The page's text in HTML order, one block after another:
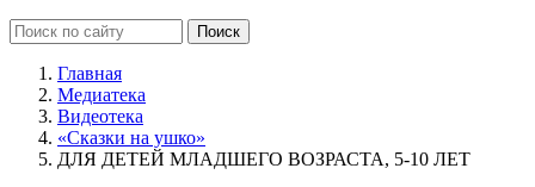
Главная
Медиатека
Видеотека
«Сказки на ушко»
ДЛЯ ДЕТЕЙ МЛАДШЕГО ВОЗРАСТА, 5-10 ЛЕТ